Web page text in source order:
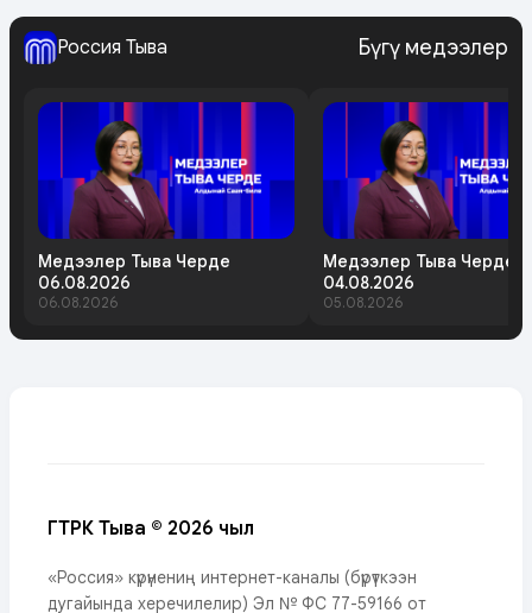
Россия Тыва Бүгү медээлер
Медээлер Тыва Черде
06.08.2026
06.08.2026
Медээлер Тыва Черде
04.08.2026
05.08.2026
ГТРК Тыва © 2026 чыл
«Россия» күрүнениң интернет-каналы (бүрүткээн
дугайында херечилелир) Эл № ФС 77-59166 от